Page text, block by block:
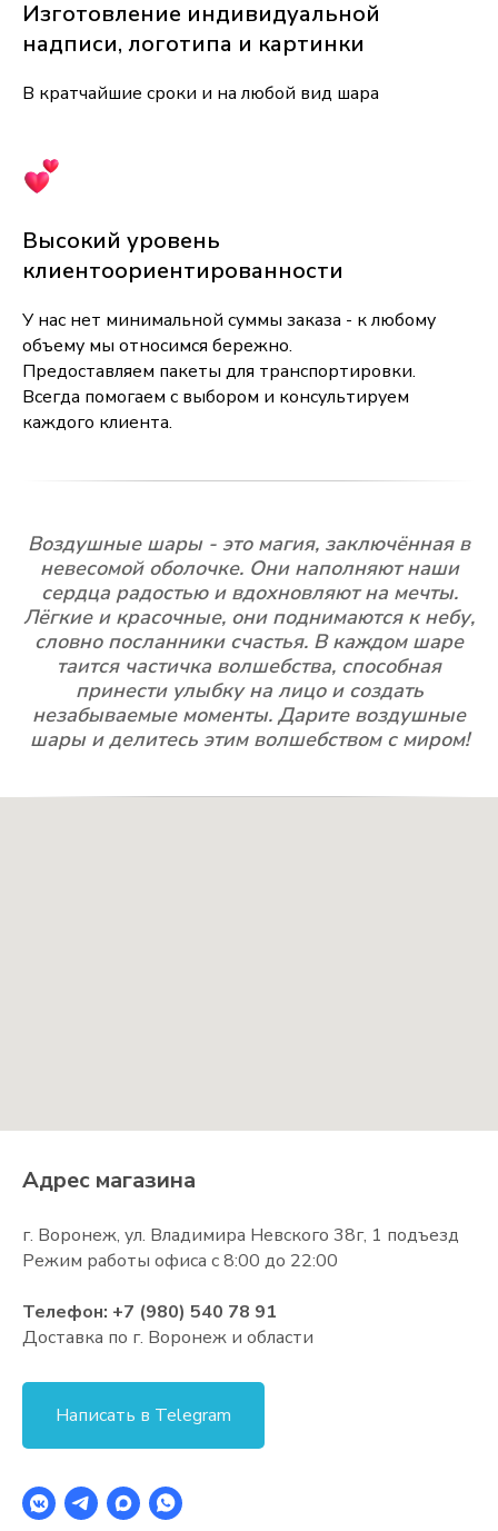
Изготовление индивидуальной
надписи, логотипа и картинки
В кратчайшие сроки и на любой вид шара
Высокий уровень
клиентоориентированности
У нас нет минимальной суммы заказа - к любому
объему мы относимся бережно.
Предоставляем пакеты для транспортировки.
Всегда помогаем с выбором и консультируем
каждого клиента.
Воздушные шары - это магия, заключённая в
невесомой оболочке. Они наполняют наши
сердца радостью и вдохновляют на мечты.
Лёгкие и красочные, они поднимаются к небу,
словно посланники счастья. В каждом шаре
таится частичка волшебства, способная
принести улыбку на лицо и создать
незабываемые моменты. Дарите воздушные
шары и делитесь этим волшебством с миром!
Адрес магазина
г. Воронеж, ул. Владимира Невского 38г, 1 подъезд
Режим работы офиса с 8:00 до 22:00
Телефон: +7 (980) 540 78 91
Доставка по г. Воронеж и области
Написать в Telegram